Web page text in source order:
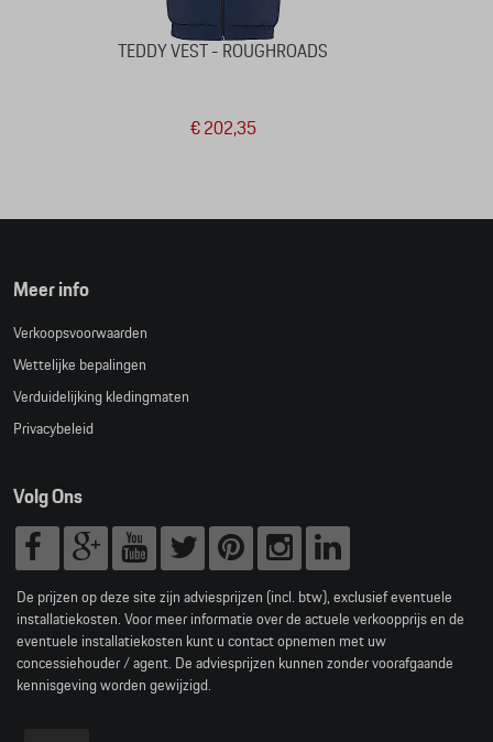
TEDDY VEST - ROUGHROADS
€ 202,35
Meer info
Verkoopsvoorwaarden
Wettelijke bepalingen
Verduidelijking kledingmaten
Privacybeleid
Volg Ons
De prijzen op deze site zijn adviesprijzen (incl. btw), exclusief eventuele
installatiekosten. Voor meer informatie over de actuele verkoopprijs en de
eventuele installatiekosten kunt u contact opnemen met uw
concessiehouder / agent. De adviesprijzen kunnen zonder voorafgaande
kennisgeving worden gewijzigd.